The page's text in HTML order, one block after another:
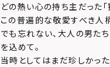
どの熱い心の持ち主だった「
この普遍的な敬愛すべき人
でも忘れない、大人の男た
を込めて。
当時としてはまだ珍しかっ